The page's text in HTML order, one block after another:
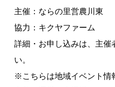
主催：ならの里営農川東
協力：キクヤファーム
詳細・お申し込みは、主催
い。
※こちらは地域イベント情